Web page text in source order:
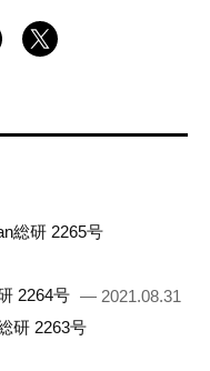
総研 2265号
2264号 — 2021.08.31
研 2263号